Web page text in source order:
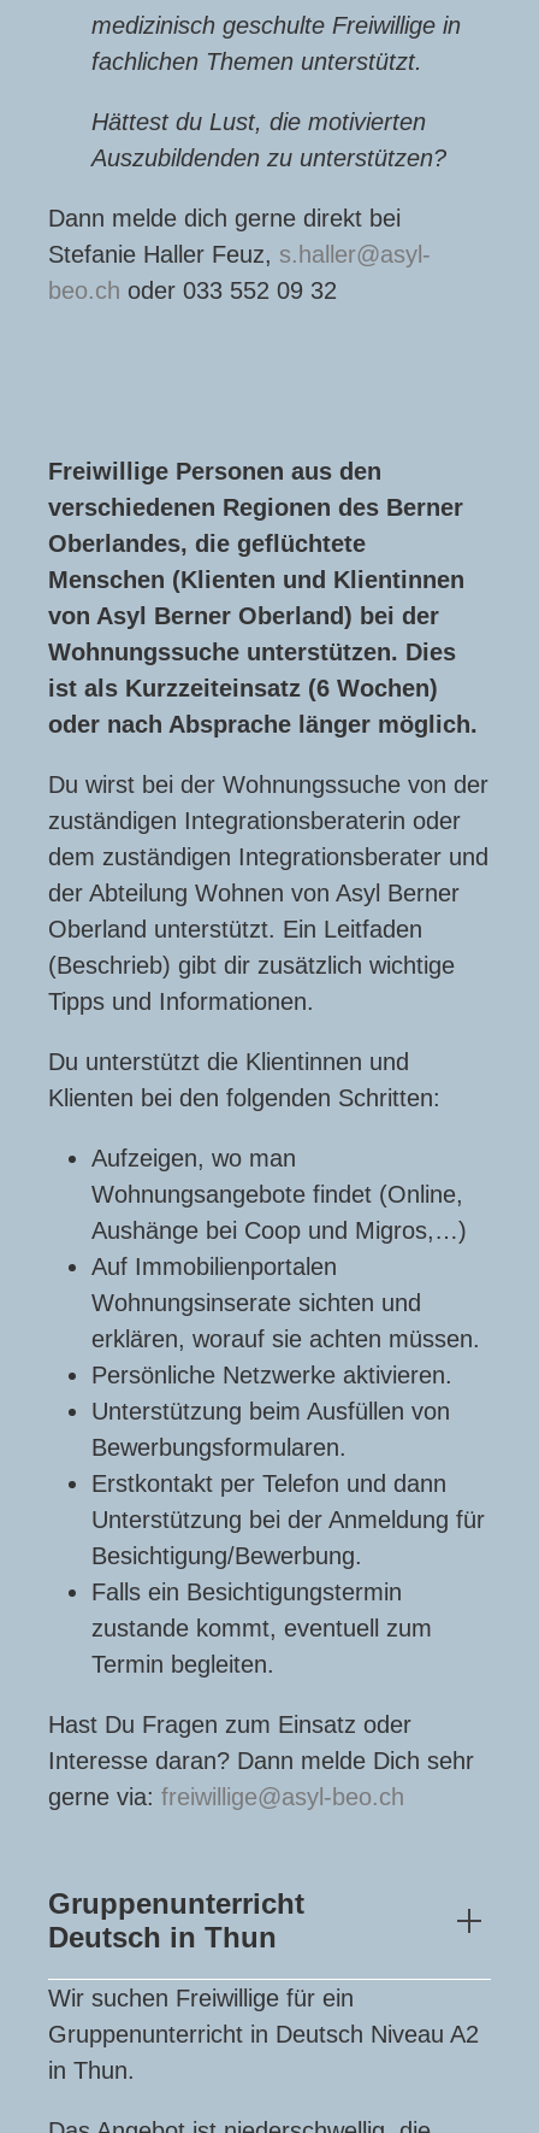
medizinisch geschulte Freiwillige in
fachlichen Themen unterstützt.
Hättest du Lust, die motivierten
Auszubildenden zu unterstützen?
Dann melde dich gerne direkt bei
Stefanie Haller Feuz, s.haller
asyl-
beo.ch oder 033 552 09 32
Freiwillige Personen aus den
verschiedenen Regionen des Berner
Oberlandes, die geflüchtete
Menschen (Klienten und Klientinnen
von Asyl Berner Oberland) bei der
Wohnungssuche unterstützen. Dies
ist als Kurzzeiteinsatz (6 Wochen)
oder nach Absprache länger möglich.
Du wirst bei der Wohnungssuche von der
zuständigen Integrationsberaterin oder
dem zuständigen Integrationsberater und
der Abteilung Wohnen von Asyl Berner
Oberland unterstützt. Ein Leitfaden
(Beschrieb) gibt dir zusätzlich wichtige
Tipps und Informationen.
Du unterstützt die Klientinnen und
Klienten bei den folgenden Schritten:
Aufzeigen, wo man
Wohnungsangebote findet (Online,
Aushänge bei Coop und Migros,…)
Auf Immobilienportalen
Wohnungsinserate sichten und
erklären, worauf sie achten müssen.
Persönliche Netzwerke aktivieren.
Unterstützung beim Ausfüllen von
Bewerbungsformularen.
Erstkontakt per Telefon und dann
Unterstützung bei der Anmeldung für
Besichtigung/Bewerbung.
Falls ein Besichtigungstermin
zustande kommt, eventuell zum
Termin begleiten.
Hast Du Fragen zum Einsatz oder
Interesse daran? Dann melde Dich sehr
gerne via: freiwillige asyl-beo.ch
Gruppenunterricht
Deutsch in Thun
Wir suchen Freiwillige für ein
Gruppenunterricht in Deutsch Niveau A2
in Thun.